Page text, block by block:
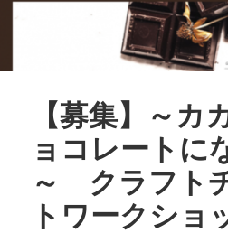
【募集】～カ
ョコレートに
～ クラフト
トワークショ